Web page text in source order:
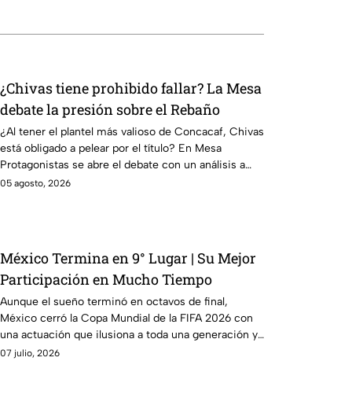
¿Chivas tiene prohibido fallar? La Mesa
debate la presión sobre el Rebaño
¿Al tener el plantel más valioso de Concacaf, Chivas
está obligado a pelear por el título? En Mesa
Protagonistas se abre el debate con un análisis a
fondo.
05 agosto, 2026
México Termina en 9° Lugar | Su Mejor
Participación en Mucho Tiempo
Aunque el sueño terminó en octavos de final,
México cerró la Copa Mundial de la FIFA 2026 con
una actuación que ilusiona a toda una generación y
con su mejor ubicación en muchos años.
07 julio, 2026